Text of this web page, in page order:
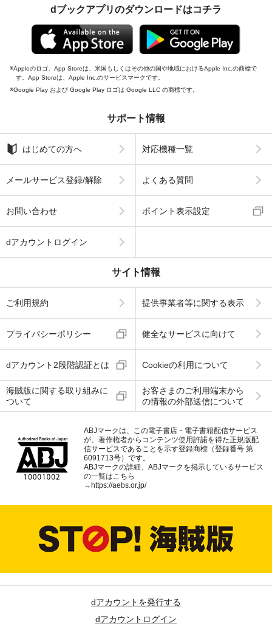
dブックアプリのダウンロードはコチラ
Appleのロゴ、App Storeは、米国もしくはその他の国や地域におけるApple Inc.の商標で
す。App Storeは、Apple Inc.のサービスマークです。
Google Play および Google Play ロゴは Google LLC の商標です。
サポート情報
はじめての方へ 対応機種一覧
メールサービス登録/解除 よくある質問
お問い合わせ ポイント表示設定
dアカウントログイン
サイト情報
ご利用規約 提供事業者等に関する表示
プライバシーポリシー 健全なサービスに向けて
dアカウント2段階認証とは Cookieの利用について
海賊版に関する取り組みに
ついて
お客さまのご利用端末から
の情報の外部送信について
ABJマークは、この電子書店・電子書籍配信サービス
が、著作権者からコンテンツ使用許諾を得た正規版配
信サービスであることを示す登録商標（登録番号 第
6091713号）です。
ABJマークの詳細、ABJマークを掲示しているサービス
の一覧はこちら
→ https://aebs.or.jp/
dアカウントを発行する
dアカウントログイン